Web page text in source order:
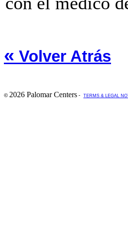
« Volver Atrás
© 2026 Palomar Centers - TERMS & LEGAL